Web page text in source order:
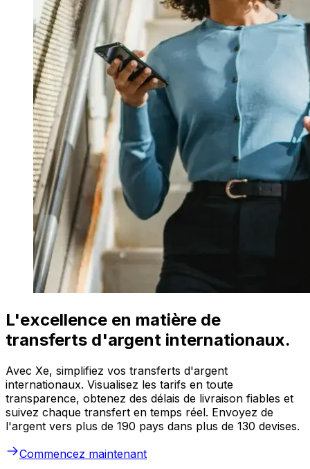
L'excellence en matière de
transferts d'argent internationaux.
Avec Xe, simplifiez vos transferts d'argent
internationaux. Visualisez les tarifs en toute
transparence, obtenez des délais de livraison fiables et
suivez chaque transfert en temps réel. Envoyez de
l'argent vers plus de 190 pays dans plus de 130 devises.
Commencez maintenant